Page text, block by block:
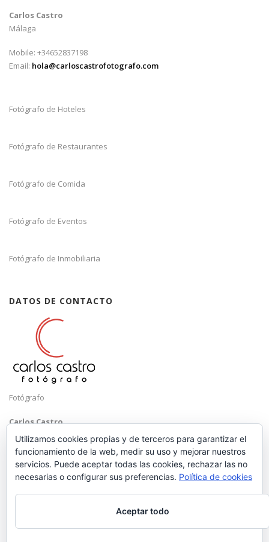
Carlos Castro
Málaga
Mobile: +34652837198
Email: hola@carloscastrofotografo.com
Fotógrafo de Hoteles
Fotógrafo de Restaurantes
Fotógrafo de Comida
Fotógrafo de Eventos
Fotógrafo de Inmobiliaria
DATOS DE CONTACTO
Fotógrafo
Carlos Castro
Málaga
Mobile: +34 652 83 71 98
hola@carloscastrofotografo.com
Utilizamos cookies propias y de terceros para garantizar el
funcionamiento de la web, medir su uso y mejorar nuestros
servicios. Puede aceptar todas las cookies, rechazar las no
necesarias o configurar sus preferencias. Política de cookies
Aceptar todo